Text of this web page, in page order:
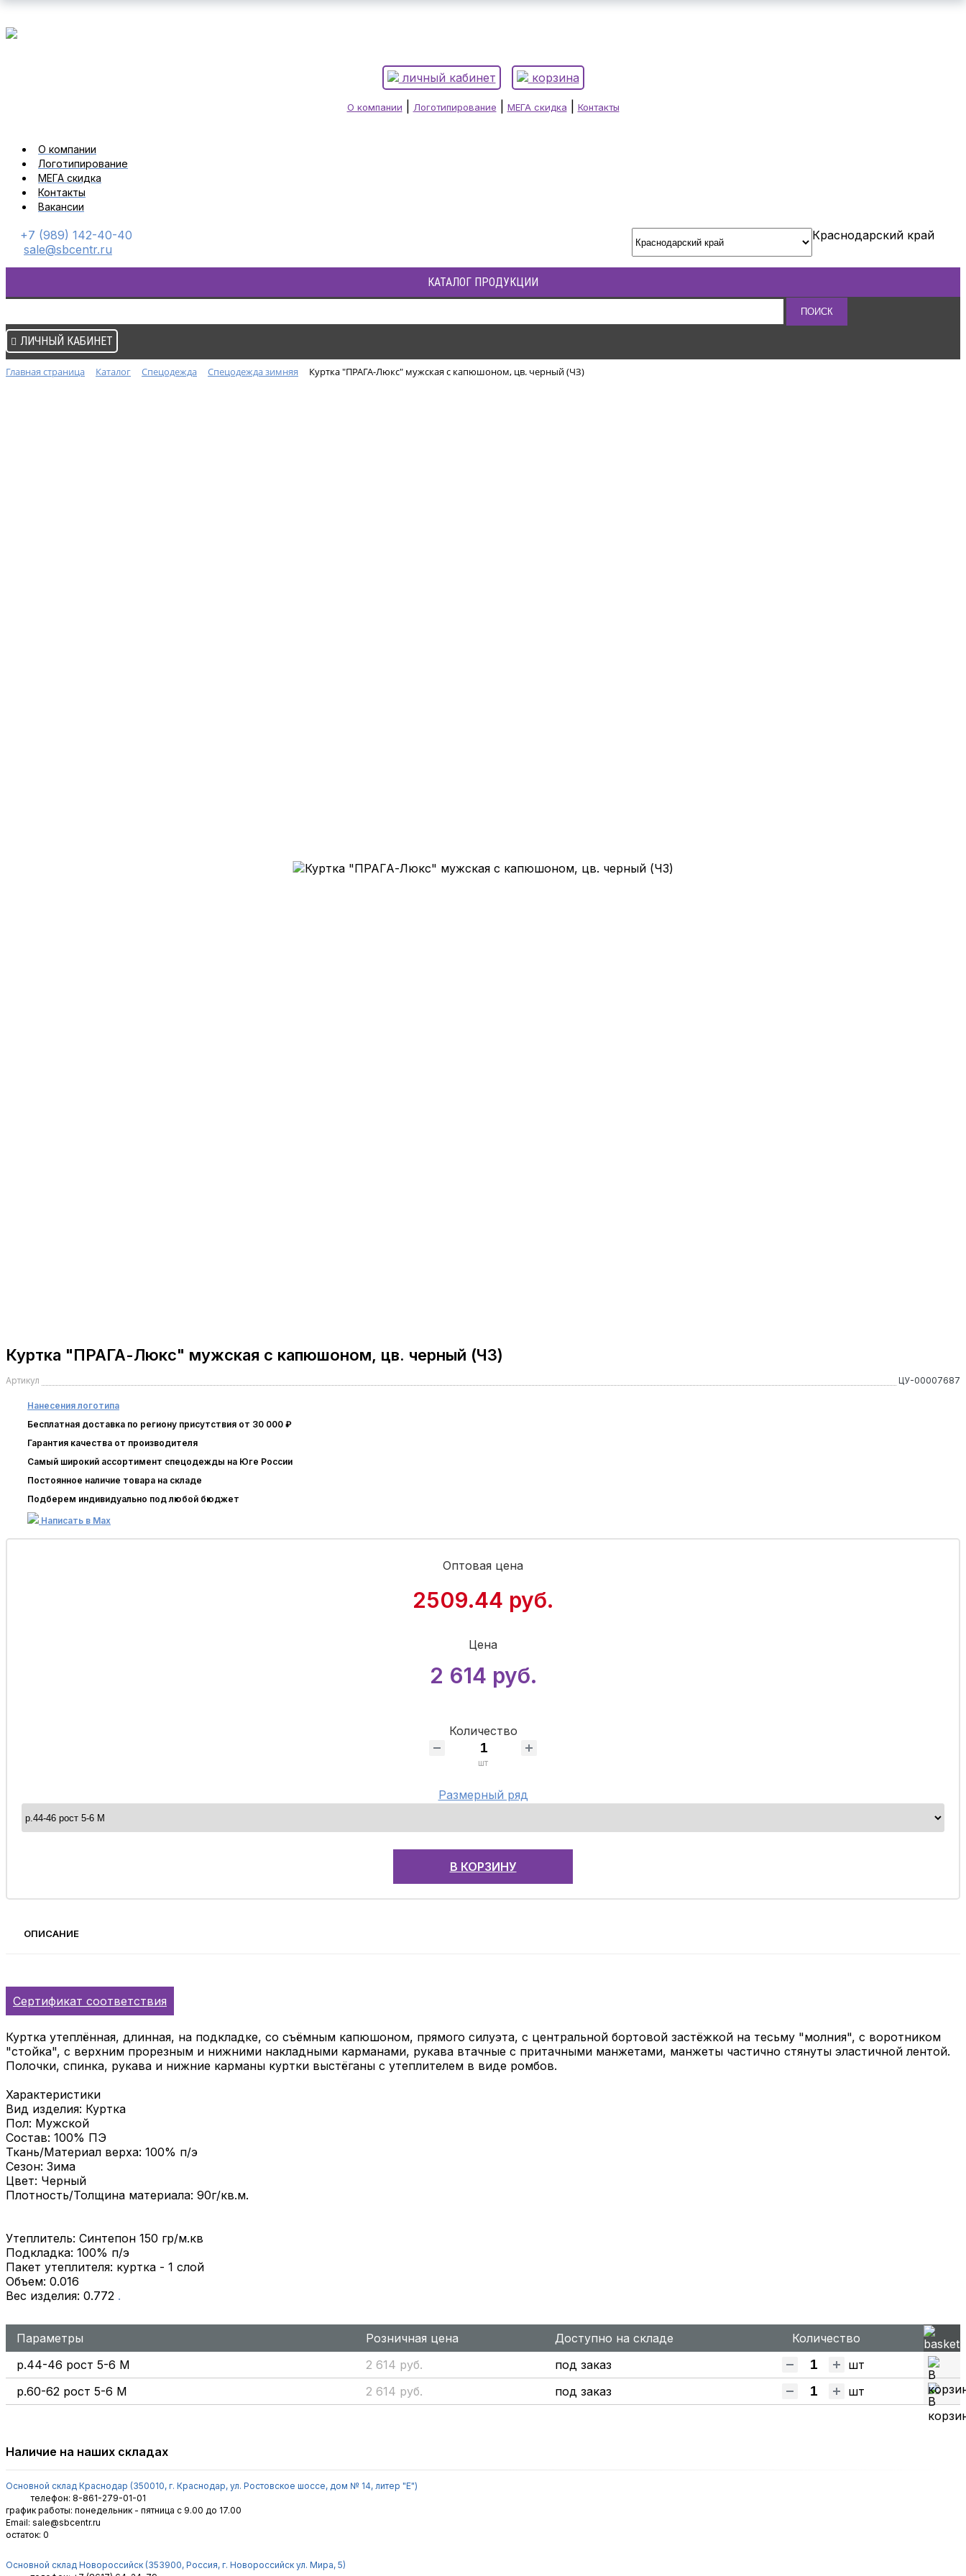
личный кабинет корзина
О компании Логотипирование МЕГА скидка Контакты
О компании
Логотипирование
МЕГА скидка
Контакты
Вакансии
+7 (989) 142-40-40
sale@sbcentr.ru
Краснодарский край
КАТАЛОГ ПРОДУКЦИИ
ЛИЧНЫЙ КАБИНЕТ
Главная страница Каталог Спецодежда Спецодежда зимняя Куртка "ПРАГА-Люкс" мужская с капюшоном, цв. черный (ЧЗ)
Куртка "ПРАГА-Люкс" мужская с капюшоном, цв. черный (ЧЗ)
Артикул ЦУ-00007687
Нанесения логотипа
Бесплатная доставка по региону присутствия от 30 000 ₽
Гарантия качества от производителя
Самый широкий ассортимент спецодежды на Юге России
Постоянное наличие товара на складе
Подберем индивидуально под любой бюджет
Написать в Max
Оптовая цена
2509.44 руб.
Цена
2 614 руб.
Количество
шт
Размерный ряд
В КОРЗИНУ
ОПИСАНИЕ
Сертификат соответствия
Куртка утеплённая, длинная, на подкладке, со съёмным капюшоном, прямого силуэта, с центральной бортовой застёжкой на тесьму "молния", с воротником
"стойка", с верхним прорезным и нижними накладными карманами, рукава втачные с притачными манжетами, манжеты частично стянуты эластичной лентой.
Полочки, спинка, рукава и нижние карманы куртки выстёганы с утеплителем в виде ромбов.
Характеристики
Вид изделия: Куртка
Пол: Мужской
Состав: 100% ПЭ
Ткань/Материал верха: 100% п/э
Сезон: Зима
Цвет: Черный
Плотность/Толщина материала: 90г/кв.м.
Утеплитель: Синтепон 150 гр/м.кв
Подкладка: 100% п/э
Пакет утеплителя: куртка - 1 слой
Объем: 0.016
Вес изделия: 0.772 .
Параметры Розничная цена Доступно на складе
Количество
р.44-46 рост 5-6 М
2 614 руб. под заказ
шт
р.60-62 рост 5-6 М
2 614 руб. под заказ шт
Наличие на наших складах
Основной склад Краснодар (350010, г. Краснодар, ул. Ростовское шоссе, дом № 14, литер "Е")
телефон: 8-861-279-01-01
график работы: понедельник - пятница с 9.00 до 17.00
Email: sale@sbcentr.ru
остаток: 0
Основной склад Новороссийск (353900, Россия, г. Новороссийск ул. Мира, 5)